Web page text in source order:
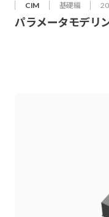
CIM 基礎編
パラメータモデリ